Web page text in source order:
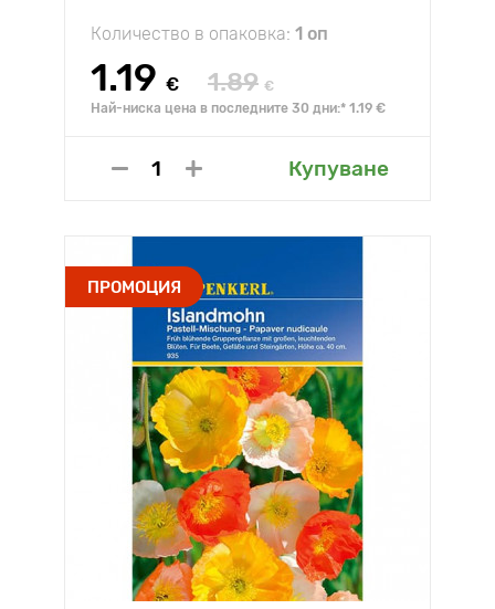
Количество в опаковка: 1 оп
1.19 € 1.89 €
Най-ниска цена в последните 30 дни:* 1.19 €
Купуване
ПРОМОЦИЯ